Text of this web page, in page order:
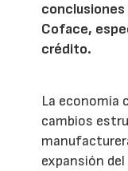
conclusiones
Coface,
crédito.
La economía
cambios
expansión